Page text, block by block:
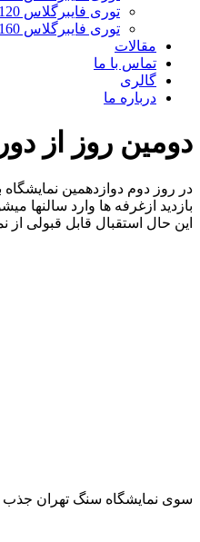
توری فایبرگلاس 120 گرمی 10*10
توری فایبرگلاس 160 گرمی 5*5
مقالات
تماس با ما
گالری
درباره ما
دومین روز از
در روز دوم دوازدهمین
بازدید ازغرفه ها وارد سالنها
این حال استقبال قابل قبولی از
سوی نمایشگاه سنگ تهران جذب